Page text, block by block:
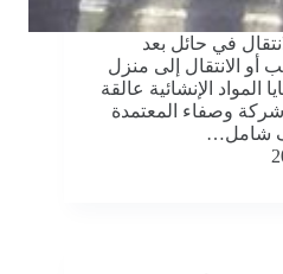
في حائل بعد
أو الانتقال إلى منزل
المواد الإنشائية عالقة
شركة وصفاء المعتمدة
شامل…